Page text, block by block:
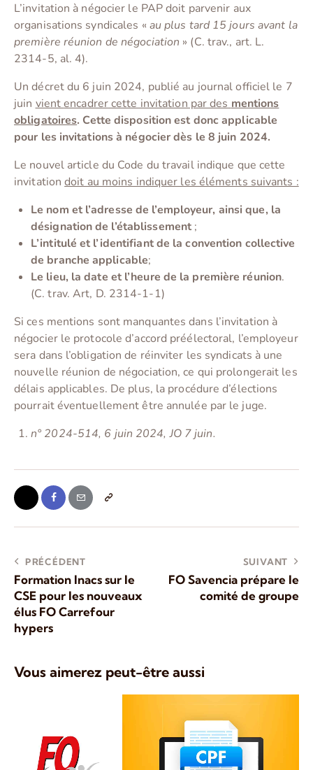
L’invitation à négocier le PAP doit parvenir aux
organisations syndicales « au plus tard 15 jours avant la
première réunion de négociation » (C. trav., art. L.
2314-5, al. 4).
Un décret du 6 juin 2024, publié au journal officiel le 7
juin vientencadrercette invitation par des mentions
obligatoires. Cette disposition est donc applicable
pour les invitations à négocier dès le 8 juin 2024.
Le nouvel article du Code du travail indique que cette
invitationdoit au moins indiquer les éléments suivants :
Le nom et l’adresse de l’employeur, ainsi que, la
désignation de l’établissement ;
L’intitulé et l’identifiant de la convention collective
de branche applicable;
Le lieu, la date et l’heure de la première réunion.
(C. trav. Art, D. 2314-1-1)
Si ces mentions sont manquantes dans l’invitation à
négocier le protocole d’accord préélectoral, l’employeur
sera dans l’obligation de réinviter les syndicats à une
nouvelle réunion de négociation, ce qui prolongerait les
délais applicables. De plus, la procédure d’élections
pourrait éventuellement être annulée par le juge.
n° 2024-514, 6 juin 2024, JO 7 juin.
PRÉCÉDENT
Formation Inacs sur le
CSE pour les nouveaux
élus FO Carrefour
hypers
SUIVANT
FO Savencia prépare le
comité de groupe
Vous aimerez peut-être aussi